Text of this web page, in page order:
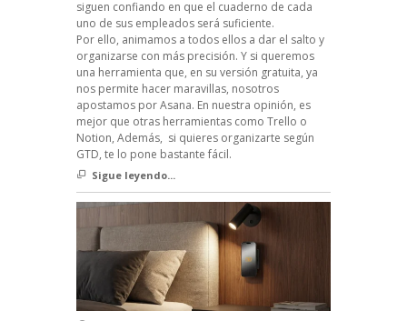
siguen confiando en que el cuaderno de cada
uno de sus empleados será suficiente.
Por ello, animamos a todos ellos a dar el salto y
organizarse con más precisión. Y si queremos
una herramienta que, en su versión gratuita, ya
nos permite hacer maravillas, nosotros
apostamos por Asana. En nuestra opinión, es
mejor que otras herramientas como Trello o
Notion, Además, si quieres organizarte según
GTD, te lo pone bastante fácil.
Sigue leyendo...